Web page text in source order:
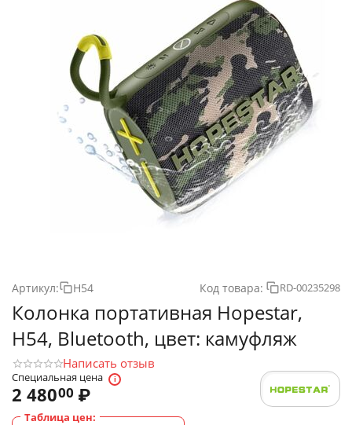
Артикул: H54 Код товара: RD-00235298
Колонка портативная Hopestar,
H54, Bluetooth, цвет: камуфляж
Написать отзыв
Специальная цена
2 48000 ₽
Таблица цен: